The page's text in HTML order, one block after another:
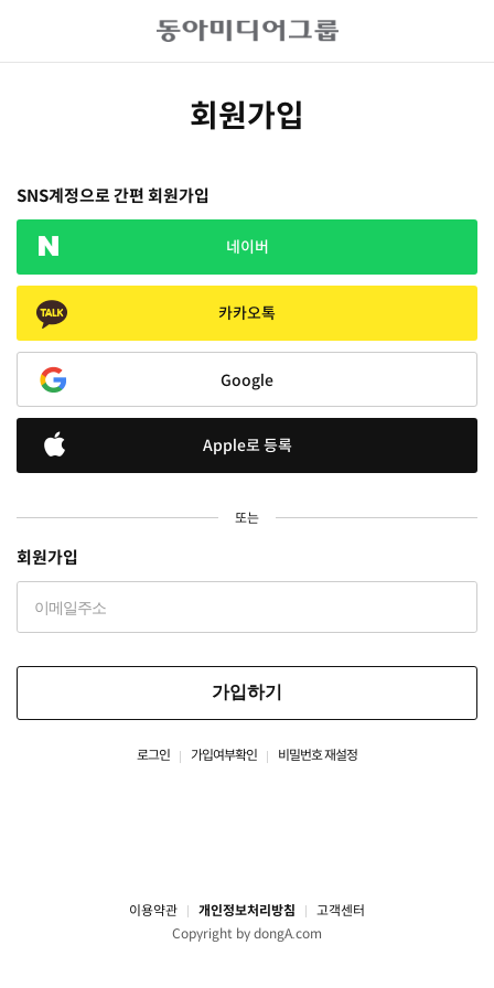
회원가입
SNS계정으로 간편 회원가입
네이버
카카오톡
Google
Apple로 등록
또는
회원가입
가입하기
로그인 가입여부확인 비밀번호 재설정
이용약관 개인정보처리방침
고객센터
Copyright by dongA.com